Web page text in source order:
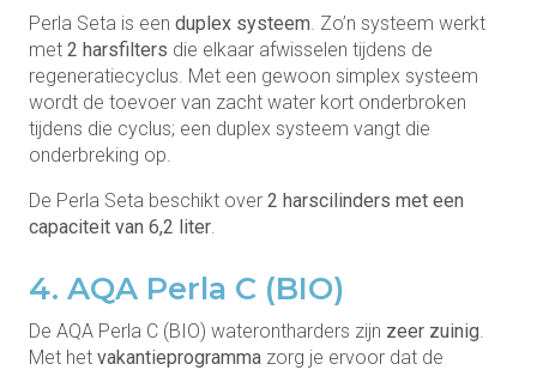
Perla Seta is een duplex systeem. Zo’n systeem werkt
met 2 harsfilters die elkaar afwisselen tijdens de
regeneratiecyclus. Met een gewoon simplex systeem
wordt de toevoer van zacht water kort onderbroken
tijdens die cyclus; een duplex systeem vangt die
onderbreking op.
De Perla Seta beschikt over 2 harscilinders met een
capaciteit van 6,2 liter.
4. AQA Perla C (BIO)
De AQA Perla C (BIO) waterontharders zijn zeer zuinig.
Met het vakantieprogramma zorg je ervoor dat de